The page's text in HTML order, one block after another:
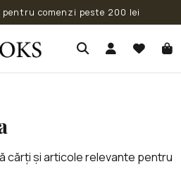
comenzi peste 200 lei
cărți și articole relevante pentru